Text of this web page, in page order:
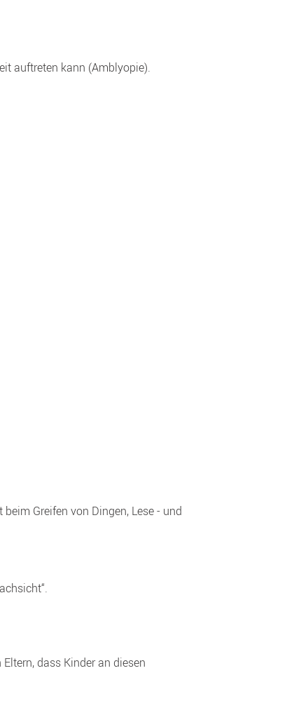
Greifen von Dingen, Lese - und
dass Kinder an diesen